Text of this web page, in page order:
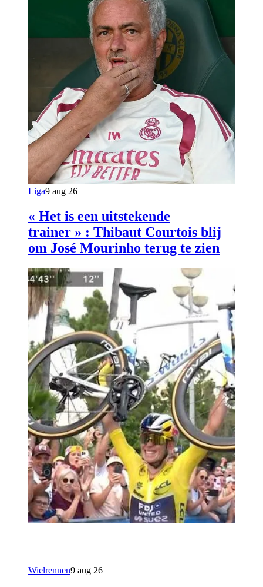
Liga9 aug 26
« Het is een uitstekende
trainer » : Thibaut Courtois blij
om José Mourinho terug te zien
Wielrennen9 aug 26